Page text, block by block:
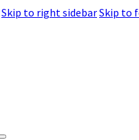
Skip to right sidebarSkip to